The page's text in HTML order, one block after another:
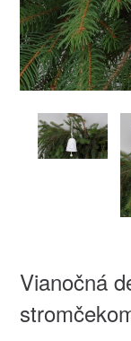
Vianočná